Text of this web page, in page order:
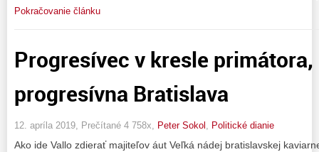
Pokračovanie článku
Progresívec v kresle
progresívna Bratislava
12. apríla 2019, Prečítané 4 758x, Peter Sokol , Politické dianie
Ako ide Vallo zdierať majiteľov áut Veľká nádej bratislavskej